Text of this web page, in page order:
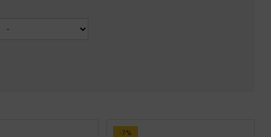
-7%